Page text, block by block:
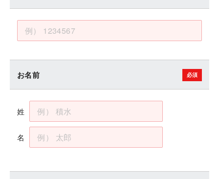
お名前
姓
名